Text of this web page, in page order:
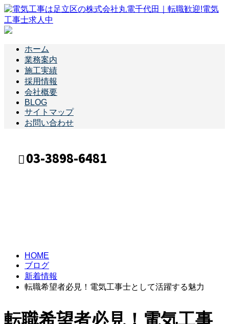
ホーム
業務案内
施工実績
採用情報
会社概要
BLOG
サイトマップ
お問い合わせ
03-3898-6481
HOME
ブログ
新着情報
転職希望者必見！電気工事士として活躍する魅力
転職希望者必見！電気工事